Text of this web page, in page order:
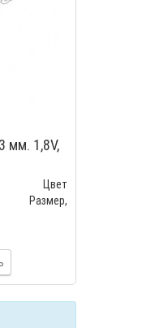
мм. 1,8V,
Цвет
Размер,